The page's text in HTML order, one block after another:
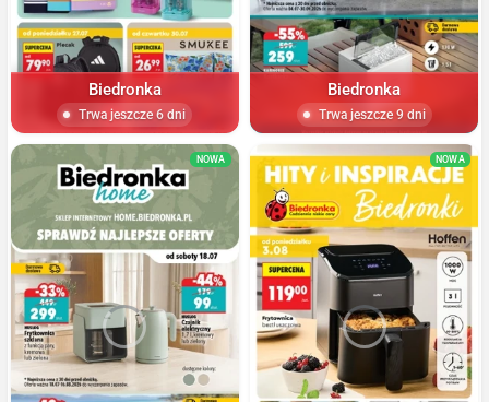
Biedronka
Trwa jeszcze 6 dni
Biedronka
Trwa jeszcze 9 dni
NOWA NOWA